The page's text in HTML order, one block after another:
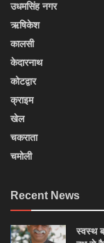
उधमसिंह नगर
ऋषिकेश
कालसी
केदारनाथ
कोटद्वार
क्राइम
खेल
चकराता
चमोली
Recent News
स्वस्थ